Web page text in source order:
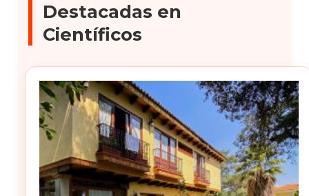
Destacadas en
Científicos